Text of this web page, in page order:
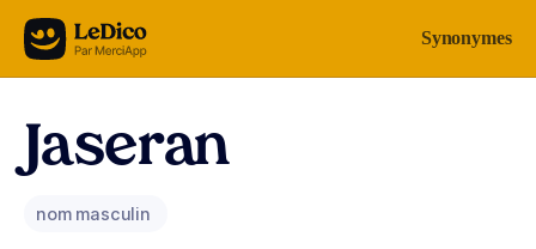
Aller au contenu Synonymes
Jaseran
nom masculin